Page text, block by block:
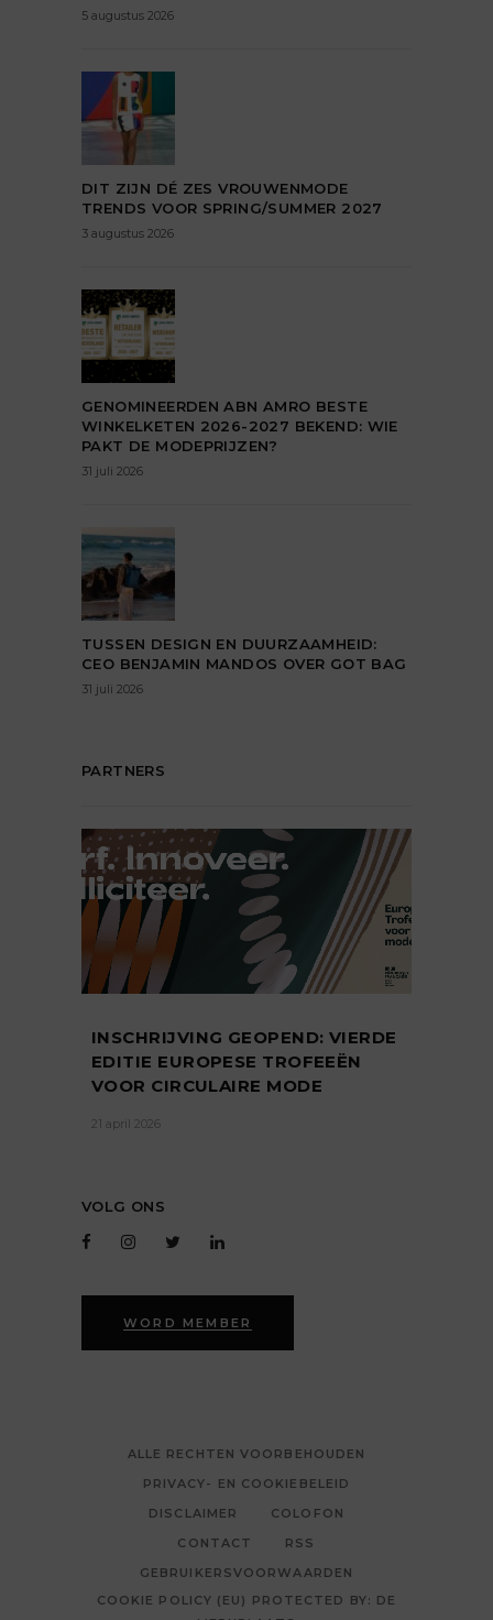
5 augustus 2026
DIT ZIJN DÉ ZES VROUWENMODE
TRENDS VOOR SPRING/SUMMER 2027
3 augustus 2026
GENOMINEERDEN ABN AMRO BESTE
WINKELKETEN 2026-2027 BEKEND: WIE
PAKT DE MODEPRIJZEN?
31 juli 2026
TUSSEN DESIGN EN DUURZAAMHEID:
CEO BENJAMIN MANDOS OVER GOT BAG
31 juli 2026
PARTNERS
INSCHRIJVING GEOPEND: VIERDE
EDITIE EUROPESE TROFEEËN
VOOR CIRCULAIRE MODE
21 april 2026
VOLG ONS
WORD MEMBER
ALLE RECHTEN VOORBEHOUDEN
PRIVACY- EN COOKIEBELEID
DISCLAIMER
COLOFON
CONTACT
RSS
GEBRUIKERSVOORWAARDEN
COOKIE POLICY (EU) PROTECTED BY: DE